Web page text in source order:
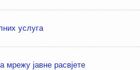
услуга
јавне расвјете